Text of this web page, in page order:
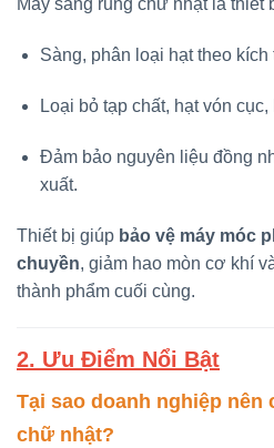
Máy sàng rung chữ nhật là thiết
Sàng, phân loại hạt theo
Loại bỏ tạp chất, hạt vón cục,
Đảm bảo nguyên liệu đồng
xuất.
Thiết bị giúp bảo vệ máy móc
chuyền, giảm hao mòn cơ khí
thành phẩm cuối cùng.
2. Ưu Điểm Nổi Bật
Tại sao doanh nghiệp nên
chữ nhật?